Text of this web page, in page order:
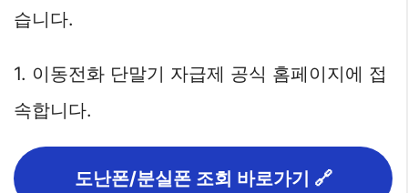
습니다.
1. 이동전화 단말기 자급제 공식 홈페이지에 접
속합니다.
도난폰/분실폰 조회 바로가기 🔗